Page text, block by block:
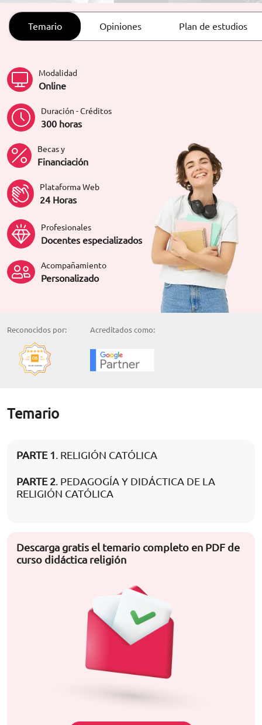
Temario Opiniones Plan de estudios
Modalidad
Online
Duración - Créditos
300 horas
Becas y
Financiación
Plataforma Web
24 Horas
Profesionales
Docentes especializados
Acompañamiento
Personalizado
Reconocidos por: Acreditados como:
Temario
PARTE 1. RELIGIÓN CATÓLICA
PARTE 2. PEDAGOGÍA Y DIDÁCTICA DE LA
RELIGIÓN CATÓLICA
Descarga gratis el temario completo en PDF de
curso didáctica religión